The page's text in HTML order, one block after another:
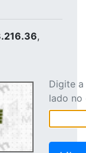
,
Digite
lado no